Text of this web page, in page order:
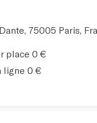
75005 Paris,
place 0 €
ligne 0 €